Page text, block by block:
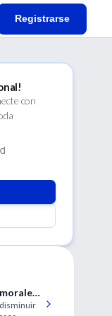
Registrarse
con
el